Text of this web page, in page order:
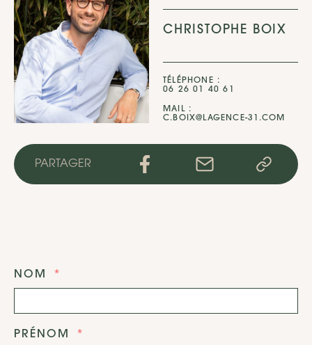
CHRISTOPHE BOIX
TÉLÉPHONE :
06 26 01 40 61
MAIL :
C.BOIX@LAGENCE-31.COM
PARTAGER
NOM
PRÉNOM